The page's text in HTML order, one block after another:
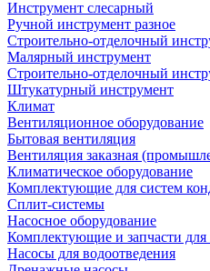
Инструмент слесарный
Ручной инструмент разное
Строительно-отделочный
Малярный инструмент
Строительно-отделочный
Штукатурный инструмент
Климат
Вентиляционное оборудование
Бытовая вентиляция
Вентиляция заказная
Климатическое оборудование
Комплектующие для систем
Сплит-системы
Насосное оборудование
Комплектующие и запчасти для
Насосы для водоотведения